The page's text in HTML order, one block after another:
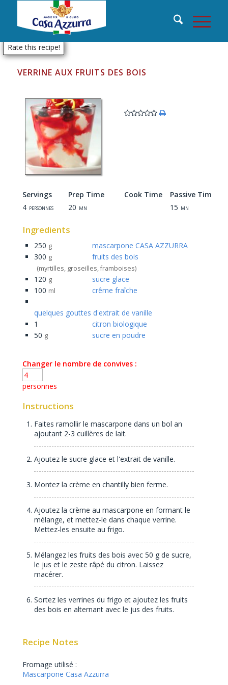
VERRINE AUX FRUITS DES BOIS
Rate this recipe!
Servings
Prep Time
4 personnes 20 mn
Cook Time
Passive Time
15 mn
Ingredients
250 g
mascarpone CASA AZZURRA
300 g fruits des bois
(myrtilles, groseilles, framboises)
120 g
sucre glace
100 ml crême fraîche
quelques gouttes d'extrait de vanille
1
citron biologique
50 g sucre en poudre
Changer le nombre de convives :
personnes
Instructions
Faites ramollir le mascarpone dans un bol an
ajoutant 2-3 cuillères de lait.
Ajoutez le sucre glace et l'extrait de vanille.
Montez la crème en chantilly bien ferme.
Ajoutez la crème au mascarpone en formant le
mélange, et mettez-le dans chaque verrine.
Mettez-les ensuite au frigo.
Mélangez les fruits des bois avec 50 g de sucre,
le jus et le zeste râpé du citron. Laissez
macérer.
Sortez les verrines du frigo et ajoutez les fruits
des bois en alternant avec le jus des fruits.
Recipe Notes
Fromage utilisé :
Mascarpone Casa Azzurra